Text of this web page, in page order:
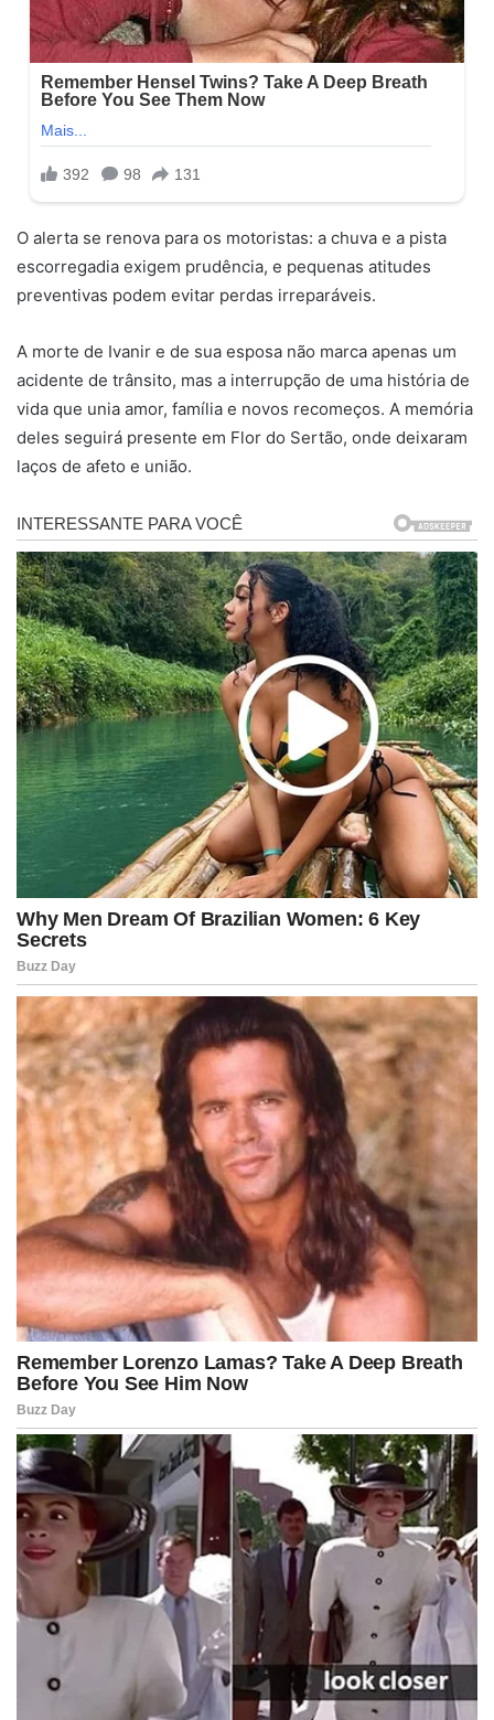
O alerta se renova para os motoristas: a chuva e a pista
escorregadia exigem prudência, e pequenas atitudes
preventivas podem evitar perdas irreparáveis.
A morte de Ivanir e de sua esposa não marca apenas um
acidente de trânsito, mas a interrupção de uma história de
vida que unia amor, família e novos recomeços. A memória
deles seguirá presente em Flor do Sertão, onde deixaram
laços de afeto e união.